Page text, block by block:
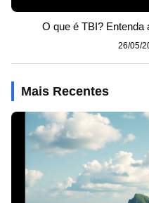
O que é TBI? Entenda
26/05/
Mais Recentes